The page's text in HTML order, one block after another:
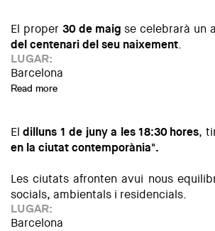
El proper 30 de maig se celebrarà un
del centenari del seu naixement.
LUGAR:
Barcelona
Read more
Eldilluns 1 de juny a les 18:30 hores,
en la ciutat contemporània".
Les ciutats afronten avui nous
socials, ambientals i residencials.
LUGAR:
Barcelona